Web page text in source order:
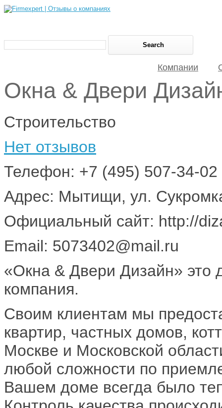
Компании
Окна & Двери
Строительство
Нет отзывов
Телефон: +7 (495) 507-34-02
Адрес: Мытищи, ул.
Официальный сайт: http://
Email: 5073402@mail.ru
«Окна & Двери Дизайн» это
компания.
Своим клиентам мы
квартир, частных домов,
Москве и Московской
любой сложности по
Вашем доме всегда было